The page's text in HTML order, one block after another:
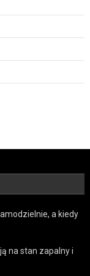
a kiedy
na stan zapalny i